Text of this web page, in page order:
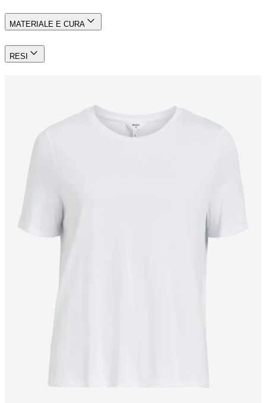
MATERIALE E CURA
RESI